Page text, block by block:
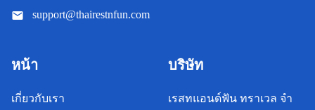
support@thairestnfun.com
หน้า
เกี่ยวกับเรา
บริษัท
เรสทแอนด์ฟัน ทราเวล จํา